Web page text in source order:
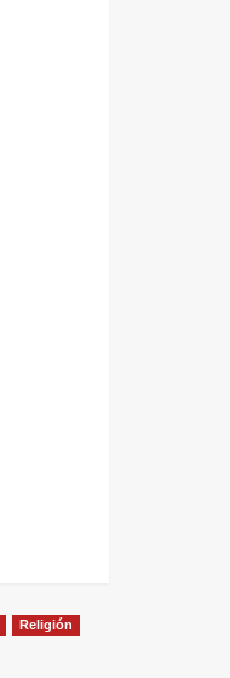
Religión